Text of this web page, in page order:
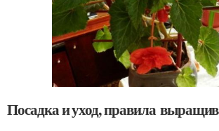
Посадка и уход, правила